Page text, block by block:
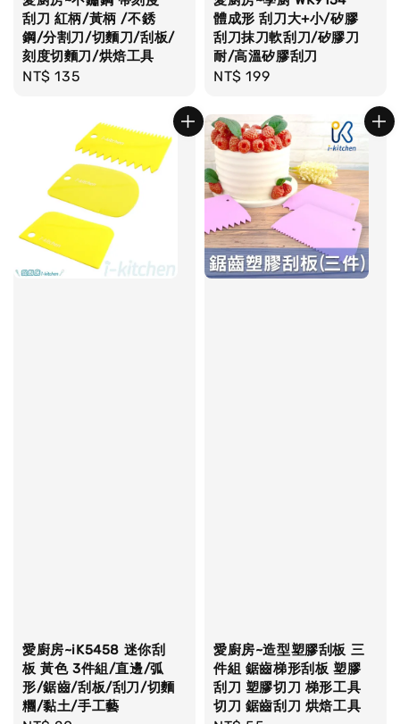
刮刀 紅柄/黃柄 /不銹
鋼/分割刀/切麵刀/刮板/
刻度切麵刀/烘焙工具
Regular
NT$ 135
體成形 刮刀大+小/矽膠
刮刀抹刀軟刮刀/矽膠刀
耐/高溫矽膠刮刀
Regular
NT$ 199
愛廚房~iK5458 迷你刮
板 黃色 3件組/直邊/弧
形/鋸齒/刮板/刮刀/切麵
糰/黏土/手工藝
愛廚房~造型塑膠刮板 三
件組 鋸齒梯形刮板 塑膠
刮刀 塑膠切刀 梯形工具
切刀 鋸齒刮刀 烘焙工具